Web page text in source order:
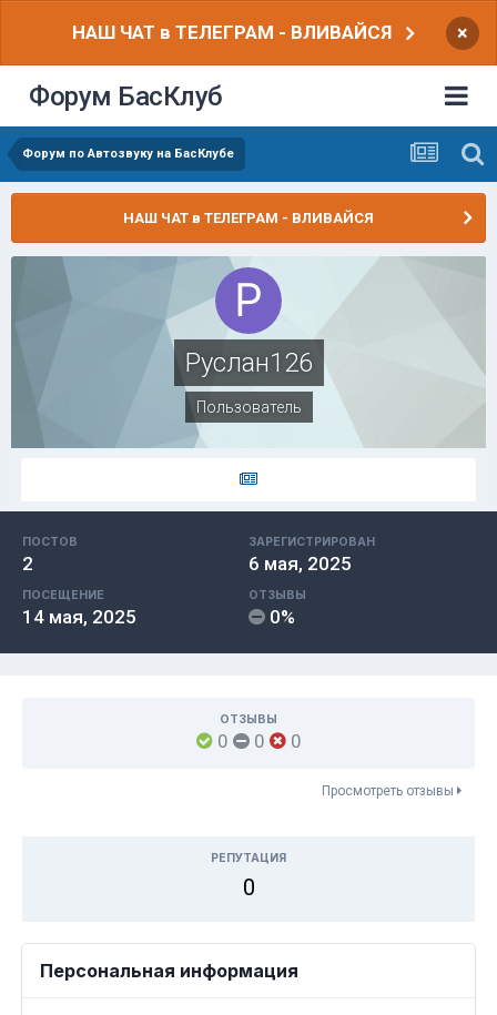
НАШ ЧАТ в ТЕЛЕГРАМ - ВЛИВАЙСЯ ×
Форум БасКлуб
Форум по Автозвуку на БасКлубе
НАШ ЧАТ в ТЕЛЕГРАМ - ВЛИВАЙСЯ
Руслан126
Пользователь
ПОСТОВ
2
ЗАРЕГИСТРИРОВАН
6 мая, 2025
ПОСЕЩЕНИЕ
14 мая, 2025
ОТЗЫВЫ
0%
ОТЗЫВЫ
0 0 0
Просмотреть отзывы
РЕПУТАЦИЯ
0
Персональная информация